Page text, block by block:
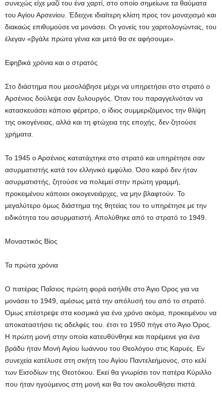
συνεχώς είχε μαζί του ένα χαρτί, στο οποίο σημείωνε τα θαύματα
του Αγίου Αρσενίου. Έδειχνε ιδιαίτερη κλίση προς τον μοναχισμό και
διακαώς επιθυμούσε να μονάσει. Οι γονείς του χαριτολογώντας, του
έλεγαν «βγάλε πρώτα γένια και μετά θα σε αφήσουμε».
Εφηβικά χρόνια και ο στρατός
Στο διάστημα που μεσολάβησε μέχρι να υπηρετήσει στο στρατό ο
Αρσένιος δούλεψε σαν ξυλουργός. Όταν του παραγγελνόταν να
κατασκευάσει κάποιο φέρετρο, ο ίδιος συμμεριζόμενος την θλίψη
της οικογένειας, αλλά και τη φτώχεια της εποχής, δεν ζητούσε
χρήματα.
Το 1945 ο Αρσένιος κατατάχτηκε στο στρατό και υπηρέτησε σαν
ασυρματιστής κατά τον ελληνικό εμφύλιο. Όσο καιρό δεν ήταν
ασυρματιστής, ζητούσε να πολεμεί στην πρώτη γραμμή,
προκειμένου κάποιοι οικογενειάρχες, να μην βλαφτούν. Το
μεγαλύτερο όμως διάστημα της θητείας του το υπηρέτησε με την
ειδικότητα του ασυρματιστή. Απολύθηκε από το στρατό το 1949.
Μοναστικός Βίος
Τα πρώτα χρόνια
Ο πατέρας Παΐσιος πρώτη φορά εισήλθε στο Άγιο Όρος για να
μονάσει το 1949, αμέσως μετά την απόλυσή του από το στρατό.
Όμως επέστρεψε στα κοσμικά για ένα χρόνο ακόμα, προκειμένου να
αποκαταστήσει τις αδελφές του. έτσι το 1950 πήγε στο Άγιο Όρος.
Η πρώτη μονή στην οποία κατευθύνθηκε και παρέμεινε για ένα
βράδυ ήταν Μονή Αγίου Ιωάννου του Θεολόγου στις Καρυές. Εν
συνεχεία κατέλυσε στη σκήτη του Αγίου Παντελεήμονος, στο κελί
των Εισοδίων της Θεοτόκου. Εκεί θα γνωρίσει τον πατέρα Κύριλλο
που ήταν ηγούμενος στη μονή και θα τον ακολουθήσει πιστά.